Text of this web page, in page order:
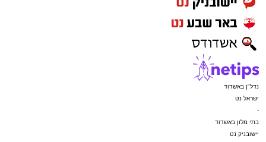
נדל"ן באשדוד
ישראל נט
-
בתי מלון באשדוד
יישובניק נט